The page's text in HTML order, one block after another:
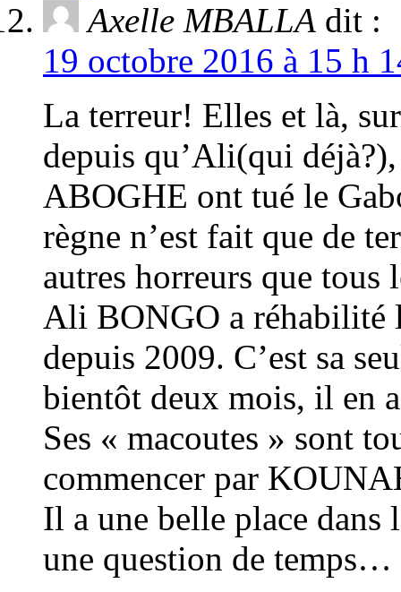
Axelle MBALLA dit :
19 octobre 2016 à 15 h
La terreur! Elles et là,
depuis qu’Ali(qui
ABOGHE ont tué le
règne n’est fait que de
autres horreurs que tous
Ali BONGO a réhabilité
depuis 2009. C’est sa
bientôt deux mois, il en
Ses « macoutes » sont
commencer par
Il a une belle place
une question de temps…